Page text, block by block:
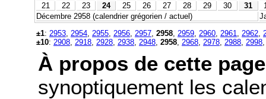
21
22 23 24 25 26 27 28 29 30 31
Décembre 2958 (calendrier grégorien / actuel)
±1: 2953 2954 2955 2956 2957 2958 2959 2960 2961 2962
±10: 2908 2918 2928 2938 2948 2958 2968 2978 2988 2998
À propos de cette page
synoptiquement les